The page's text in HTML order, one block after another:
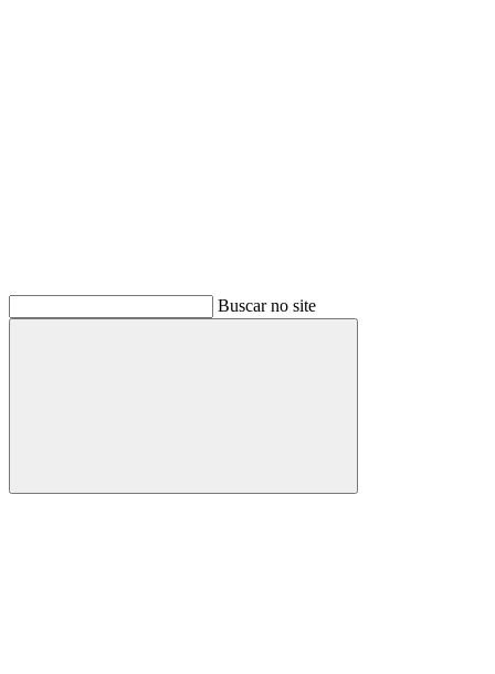
Buscar no site
Buscar